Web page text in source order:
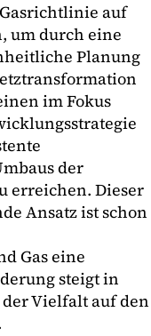
auf
um durch eine
Planung
im Fokus
der
erreichen. Dieser
Ansatz ist schon
Gas eine
steigt in
Vielfalt auf den